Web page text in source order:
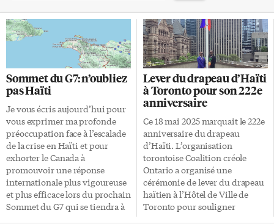
Sommet du G7: n’oubliez
pas Haïti
Je vous écris aujourd’hui pour
vous exprimer ma profonde
préoccupation face à l’escalade
de la crise en Haïti et pour
exhorter le Canada à
promouvoir une réponse
internationale plus vigoureuse
et plus efficace lors du prochain
Sommet du G7 qui se tiendra à
Lever du drapeau d’Haïti
à Toronto pour son 222e
anniversaire
Ce 18 mai 2025 marquait le 222e
anniversaire du drapeau
d’Haïti. L’organisation
torontoise Coalition créole
Ontario a organisé une
cérémonie de lever du drapeau
haïtien à l’Hôtel de Ville de
Toronto pour souligner